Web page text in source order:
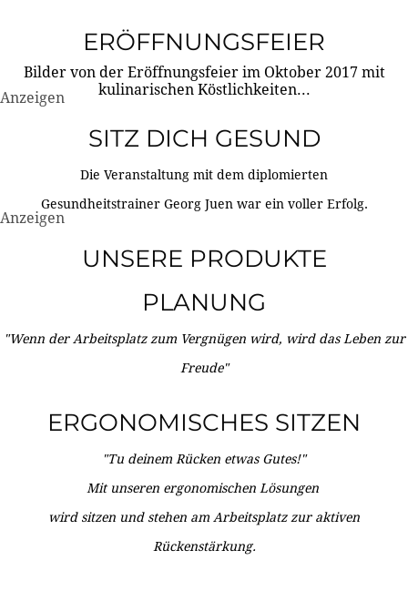
ERÖFFNUNGSFEIER
Bilder von der Eröffnungsfeier im Oktober 2017 mit
kulinarischen Köstlichkeiten...
Anzeigen
SITZ DICH GESUND
Die Veranstaltung mit dem diplomierten
Gesundheitstrainer Georg Juen war ein voller Erfolg.
Anzeigen
UNSERE PRODUKTE
PLANUNG
"Wenn der Arbeitsplatz zum Vergnügen wird, wird das Leben zur
Freude"
ERGONOMISCHES SITZEN
"Tu deinem Rücken etwas Gutes!"
Mit unseren ergonomischen Lösungen
wird sitzen und stehen am Arbeitsplatz zur aktiven
Rückenstärkung.